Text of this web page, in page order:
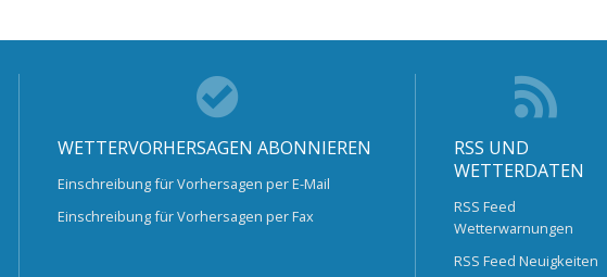
WETTERVORHERSAGEN ABONNIEREN
Einschreibung für Vorhersagen per E-Mail
Einschreibung für Vorhersagen per Fax
RSS UND
WETTERDATEN
RSS Feed
Wetterwarnungen
RSS Feed Neuigkeiten